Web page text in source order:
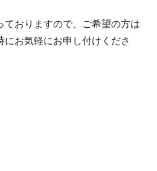
ておりますので、ご希望の方は
にお気軽にお申し付けくださ